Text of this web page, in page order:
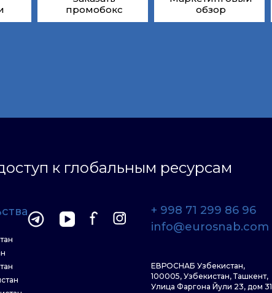
промобокс
обзор
к глобальным ресурсам
+ 998 71 299 86 96
info@eurosnab.com
ЕВРОСНАБ Узбекистан,
100005, Узбекистан, Ташкент,
Улица Фаргона Йули 23, дом 31